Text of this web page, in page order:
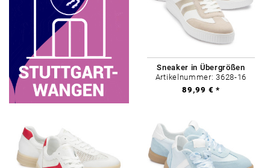
Sneaker in Übergrößen
Artikelnummer: 3628-16
89,99 € *